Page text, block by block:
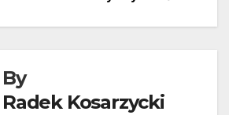
By
Radek Kosarzycki